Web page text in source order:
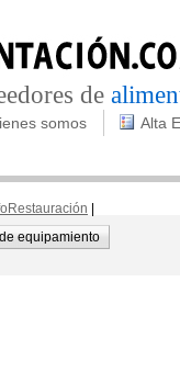
de
somos Alta
equipamiento